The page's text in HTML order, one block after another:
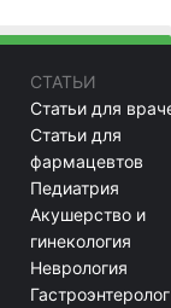
СТАТЬИ
Статьи для
Статьи для
фармацевтов
Педиатрия
Акушерство и
гинекология
Неврология